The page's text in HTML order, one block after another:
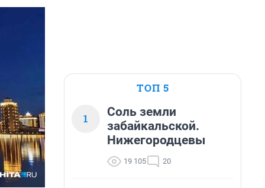
ТОП 5
1
Соль земли
забайкальской.
Нижегородцевы
19 105 20